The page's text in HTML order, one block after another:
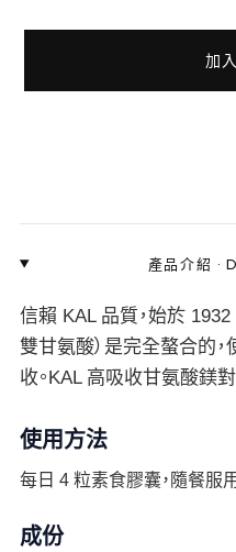
加
產品介紹 ·
信賴 KAL 品質，始於
雙甘氨酸）是完全螯合的
收。KAL 高吸收甘氨酸鎂
使用方法
每日 4 粒素食膠囊，隨餐服
成份